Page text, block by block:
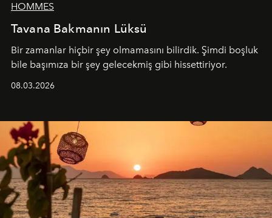
HOMMES
Tavana Bakmanın Lüksü
Bir zamanlar hiçbir şey olmamasını bilirdik. Şimdi boşluk
bile başımıza bir şey gelecekmiş gibi hissettiriyor.
08.03.2026